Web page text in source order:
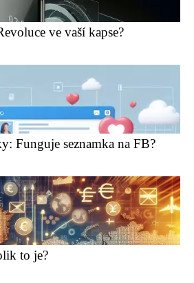
ve vaší kapse?
Funguje seznamka na FB?
to je?